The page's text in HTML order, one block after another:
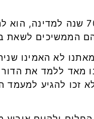
הממשיכים לשאת
לא האמינו
קיום המדינה. רצינו מאד
להגיע למעמד